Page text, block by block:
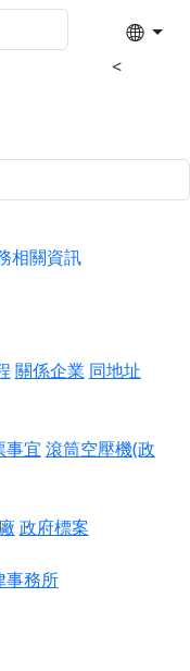
<
相關資訊
關係企業 同地址
事宜 滾筒空壓機(政
政府標案
事務所